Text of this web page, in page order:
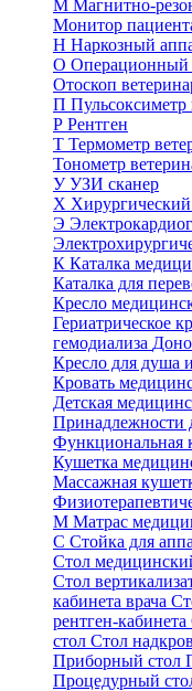
М Магнитно-
Монитор
Н Наркозный
О Операционный
Отоскоп
П
Р Рентген
Т Термометр
Тонометр
УУЗИ сканер
Х
Э
К Каталка
Каталка для
Кресло
Гериатрическое
гемодиализа
Кресло для душа
Кровать
Детская
Принадлежности
Функциональная
Кушетка
Массажная
М Матрас
С Стойка для
Стол
Стол
кабинета врача
рентген-кабинета
стол Стол
Приборный стол
Процедурный